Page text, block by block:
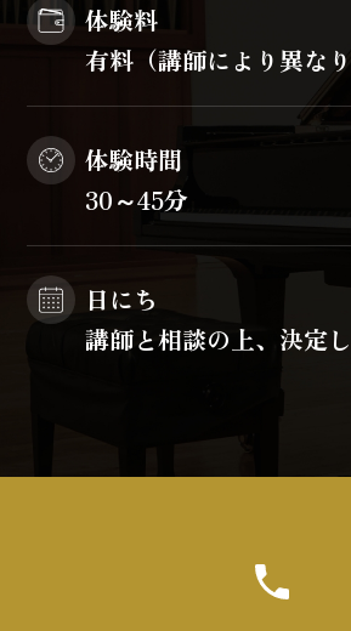
体験料
有料（講師により異なり
体験時間
30～45分
日にち
講師と相談の上、決定し